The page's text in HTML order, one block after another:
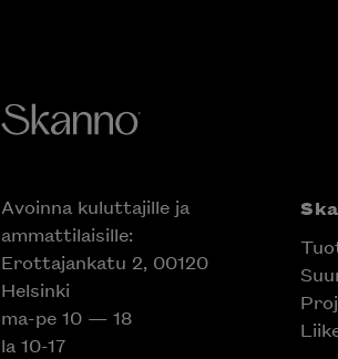
Avoinna kuluttajille ja
ammattilaisille:
Erottajankatu 2, 00120
Helsinki
ma-pe 10 — 18
la 10-17